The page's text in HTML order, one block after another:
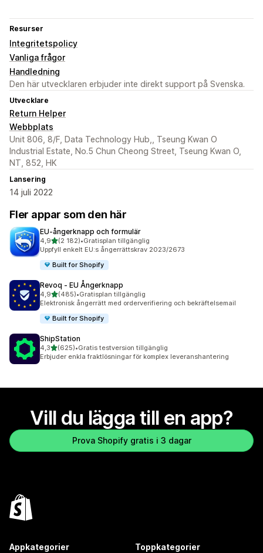
Resurser
Integritetspolicy
Vanliga frågor
Handledning
Den här utvecklaren erbjuder inte direkt support på Svenska.
Utvecklare
Return Helper
Webbplats
Unit 806, 8/F, Data Technology Hub,, Tseung Kwan O
Industrial Estate, No.5 Chun Cheong Street, Tseung Kwan O,
NT, 852, HK
Lansering
14 juli 2022
Fler appar som den här
EU‑ångerknapp och formulär
4,9av 5 stjärnor
(2 182)
2182 recensioner totalt
•Gratisplan tillgänglig
Uppfyll enkelt EU:s ångerrättskrav 2023/2673
Built for Shopify
Revoq ‑ EU Ångerknapp
4,9av 5 stjärnor
(485)
485 recensioner totalt
•Gratisplan tillgänglig
Elektronisk ångerrätt med orderverifiering och bekräftelsemail
Built for Shopify
ShipStation
4,3av 5 stjärnor
(625)
625 recensioner totalt
•Gratis testversion tillgänglig
Erbjuder enkla fraktlösningar för komplex leveranshantering
Vill du lägga till en app?
Prova Shopify gratis i 3 dagar
Appkategorier Toppkategorier